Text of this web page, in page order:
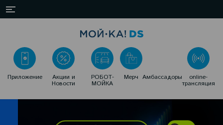
Приложение Акции и
Новости
РОБОТ-
МОЙКА
Мерч Амбассадоры online-
трансляция